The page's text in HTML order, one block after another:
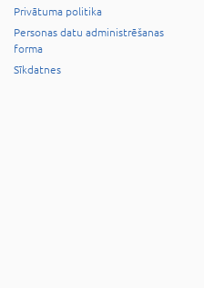
Privātuma politika
Personas datu administrēšanas
forma
Sīkdatnes